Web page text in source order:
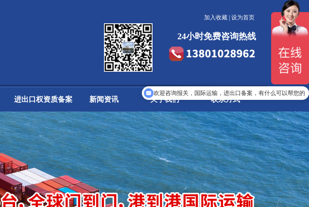
加入收藏| 设为首页
24小时免费咨询热线
进出口权资质备案
进出口权申请
进口收货人备案
ATA单证
原产地证
自动进口许可证
新闻资讯
公告信息
公司新闻
行业动态
关于我们
公司简介
发展历程
企业文化
联系我们
联系方式
欢迎咨询报关，国际运输，进出口备案，有什么可以帮您的
您需要进出口报关服务吗？